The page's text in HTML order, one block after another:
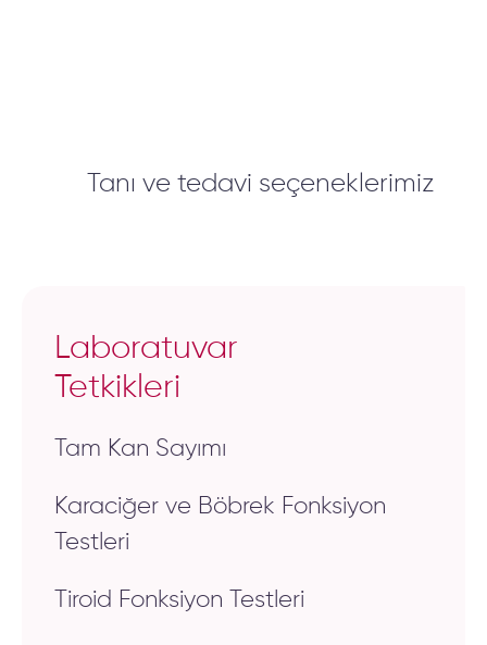
Tanı ve tedavi seçeneklerimiz
Laboratuvar
Tetkikleri
Tam Kan Sayımı
Karaciğer ve Böbrek Fonksiyon
Testleri
Tiroid Fonksiyon Testleri